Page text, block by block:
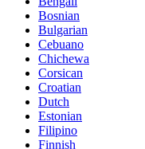
Bosnian
Bulgarian
Cebuano
Chichewa
Corsican
Croatian
Dutch
Estonian
Filipino
Finnish